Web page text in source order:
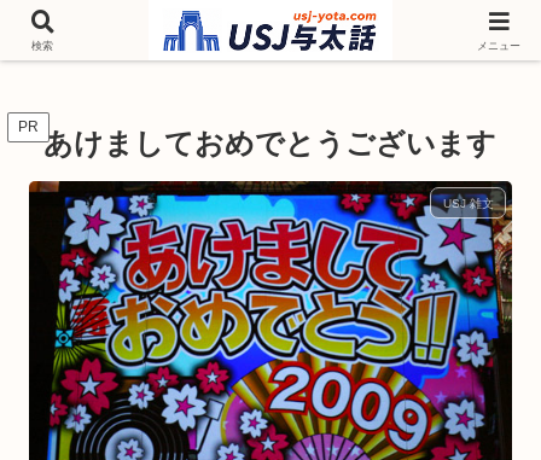
チケットやシーズンイベント ニンテンドーワールド アトラクションなどユニ
バを歩いて情報収集しています
PR あけましておめでとうございます
USJ 雑文
検索 メニュー